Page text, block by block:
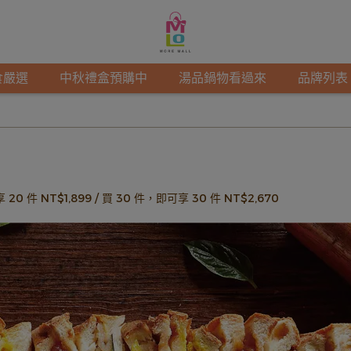
選 中秋禮盒預購中 湯品鍋物看過來 品牌列表
20 件 NT$1,899 / 買 30 件， 即可享 30 件 NT$2,670